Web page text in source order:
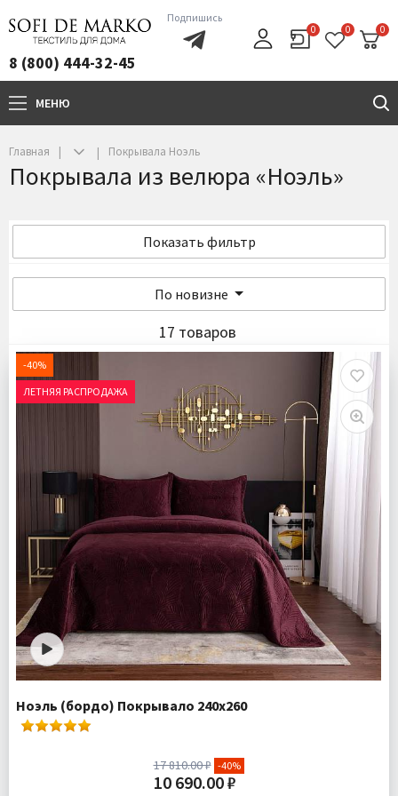
8 (800) 444-32-45
Подпишись
0 0 0
МЕНЮ
Главная Покрывала Ноэль
Покрывала из велюра «Ноэль»
Показать фильтр
По новизне
17 товаров
-40%
ЛЕТНЯЯ РАСПРОДАЖА
Ноэль (бордо) Покрывало 240х260
17 810.00 ₽ -40%
10 690.00 ₽